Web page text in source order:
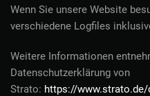
Wenn Sie unsere Website
verschiedene Logfiles
Weitere Informationen
Datenschutzerklärung von
Strato: https://